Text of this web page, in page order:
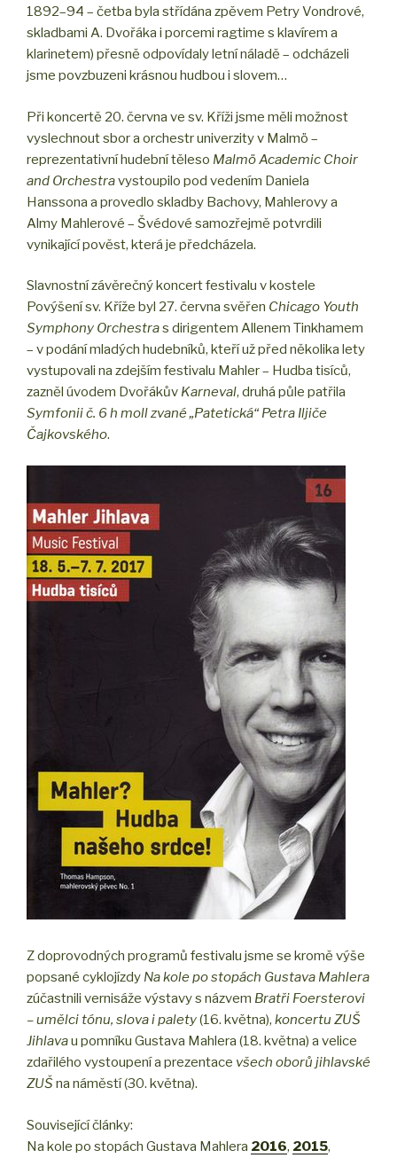
1892–94 – četba byla střídána zpěvem Petry Vondrové,
skladbami A. Dvořáka i porcemi ragtime s klavírem a
klarinetem) přesně odpovídaly letní náladě – odcházeli
jsme povzbuzeni krásnou hudbou i slovem…
Při koncertě 20. června ve sv. Kříži jsme měli možnost
vyslechnout sbor a orchestr univerzity v Malmö –
reprezentativní hudební těleso Malmö Academic Choir
and Orchestravystoupilo pod vedením Daniela
Hanssona a provedlo skladby Bachovy, Mahlerovy a
Almy Mahlerové – Švédové samozřejmě potvrdili
vynikající pověst, která je předcházela.
Slavnostní závěrečný koncert festivalu v kostele
Povýšení sv. Kříže byl 27. června svěřen Chicago Youth
Symphony Orchestras dirigentem Allenem Tinkhamem
– v podání mladých hudebníků, kteří už před několika lety
vystupovali na zdejším festivalu Mahler – Hudba tisíců,
zazněl úvodem Dvořákův Karneval, druhá půle patřila
Symfonii č. 6 h moll zvané „Patetická“ Petra Iljiče
Čajkovského.
Z doprovodných programů festivalu jsme se kromě výše
popsané cyklojízdy Na kole po stopách Gustava Mahlera
zúčastnili vernisáže výstavy s názvem Bratři Foersterovi
– umělci tónu, slova i palety(16. května), koncertu ZUŠ
Jihlavau pomníku Gustava Mahlera (18. května) a velice
zdařilého vystoupení a prezentace všech oborů jihlavské
ZUŠ na náměstí (30. května).
Související články:
Na kole po stopách Gustava Mahlera 2016, 2015,